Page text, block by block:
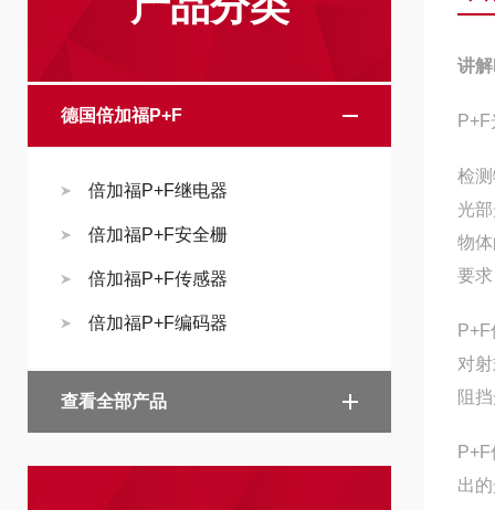
德国倍加福P+F
倍加福P+F继电器
倍加福P+F安全栅
倍加福P+F传感器
倍加福P+F编码器
查看全部产品
讲
检
光
物
要
对
阻
出